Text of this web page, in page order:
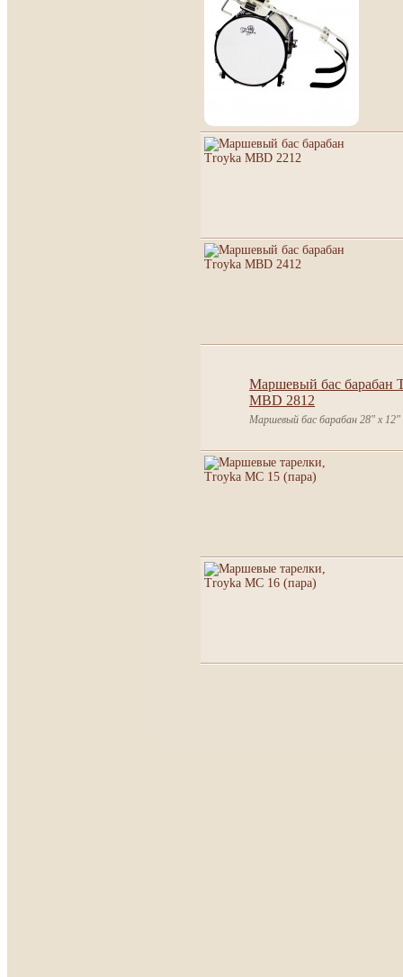
Маршевый бас барабан
MBD 2812
Маршевый бас барабан 28" х 12"